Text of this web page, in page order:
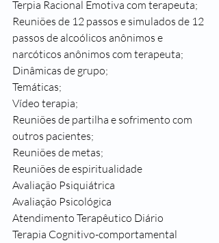
Terpia Racional Emotiva com terapeuta;
Reuniões de 12 passos e simulados de 12
passos de alcoólicos anônimos e
narcóticos anônimos com terapeuta;
Dinâmicas de grupo;
Temáticas;
Vídeo terapia;
Reuniões de partilha e sofrimento com
outros pacientes;
Reuniões de metas;
Reuniões de espiritualidade
Avaliação Psiquiátrica
Avaliação Psicológica
Atendimento Terapêutico Diário
Terapia Cognitivo-comportamental